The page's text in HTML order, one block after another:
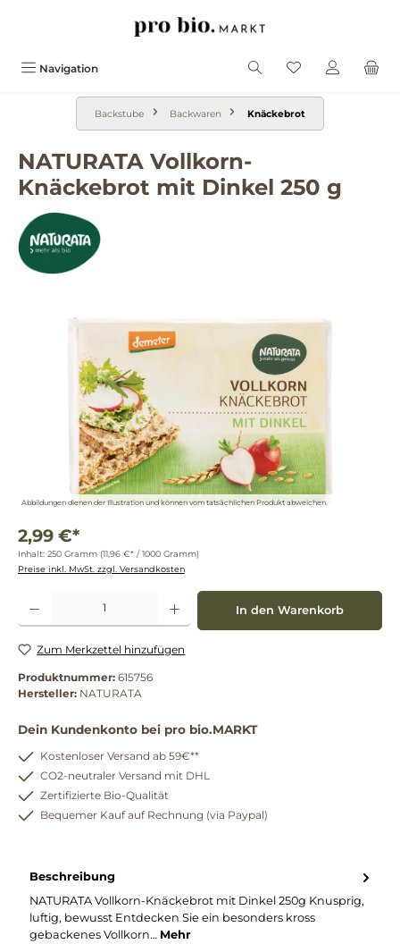
Navigation
Backstube Backwaren Knäckebrot
NATURATA Vollkorn-
Knäckebrot mit Dinkel 250 g
Bildergalerie überspringen
Abbildungen dienen der Illustration und können vom tatsächlichen Produkt abweichen.
2,99 €*
Inhalt: 250 Gramm (11,96 €* / 1000 Gramm)
Preise inkl. MwSt. zzgl. Versandkosten
Produkt Anzahl: Gib den gewünschten Wert ein oder benutze die Schaltflächen um
In den Warenkorb
Zum Merkzettel hinzufügen
Produktnummer: 615756
Hersteller: NATURATA
Dein Kundenkonto bei pro bio.MARKT
Kostenloser Versand ab 59€**
CO2-neutraler Versand mit DHL
Zertifizierte Bio-Qualität
Bequemer Kauf auf Rechnung (via Paypal)
Beschreibung
NATURATA Vollkorn-Knäckebrot mit Dinkel 250g Knusprig,
luftig, bewusst Entdecken Sie ein besonders kross
gebackenes Vollkorn… Mehr